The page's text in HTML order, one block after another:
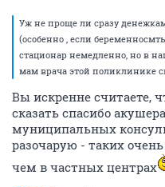
Уж не проще ли сразу
(особенно , если
стационар немедленно, но в
мам врача этой поликлинике
Вы искренне считаете,
сказать спасибо
муниципальных
разочарую - таких
чем в частных центрах